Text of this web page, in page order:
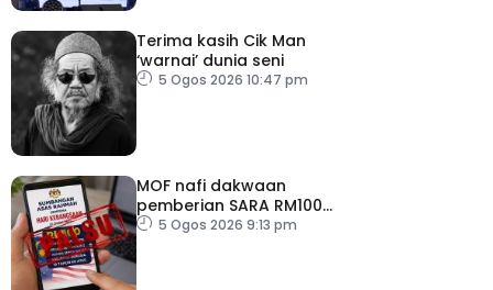
Terima kasih Cik Man
‘warnai’ dunia seni
5 Ogos 2026 10:47 pm
MOF nafi dakwaan
pemberian SARA RM100
sempena Hari
5 Ogos 2026 9:13 pm